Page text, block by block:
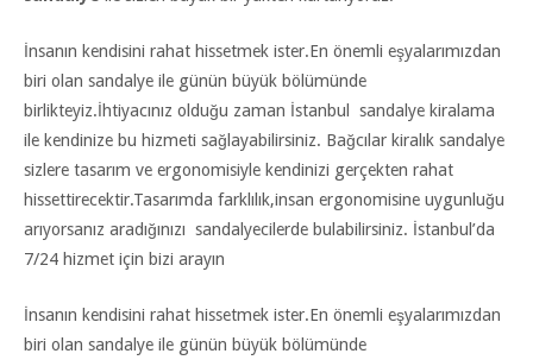
İnsanın kendisini rahat hissetmek ister.En önemli eşyalarımızdan
biri olan sandalye ile günün büyük bölümünde
birlikteyiz.İhtiyacınız olduğu zaman İstanbul sandalye kiralama
ile kendinize bu hizmeti sağlayabilirsiniz. Bağcılar kiralık sandalye
sizlere tasarım ve ergonomisiyle kendinizi gerçekten rahat
hissettirecektir.Tasarımda farklılık,insan ergonomisine uygunluğu
arıyorsanız aradığınızı sandalyecilerde bulabilirsiniz. İstanbul’da
7/24 hizmet için bizi arayın
İnsanın kendisini rahat hissetmek ister.En önemli eşyalarımızdan
biri olan sandalye ile günün büyük bölümünde